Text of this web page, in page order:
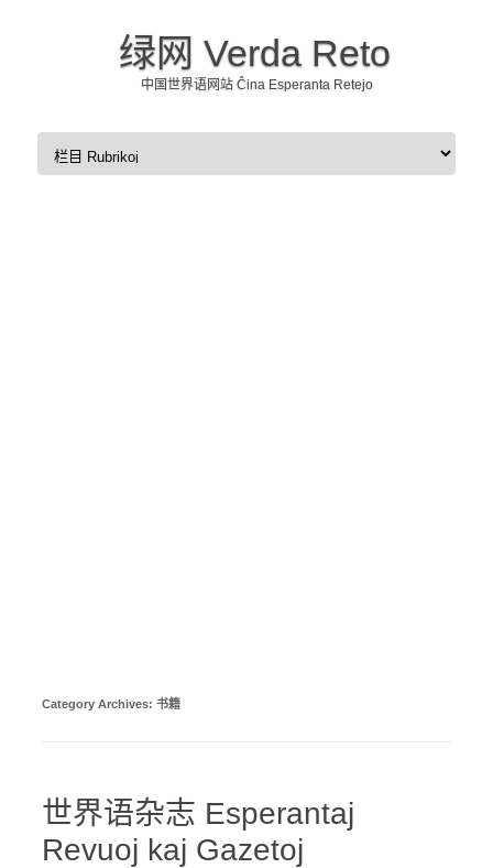
绿网 Verda Reto
中国世界语网站 Ĉina Esperanta Retejo
Skip to content
Category Archives: 书籍
世界语杂志 Esperantaj
Revuoj kaj Gazetoj